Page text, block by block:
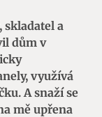
skladatel a
dům v
využívá
A snaží se
mě upřena